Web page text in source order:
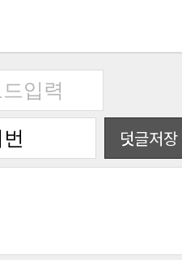
덧글저장